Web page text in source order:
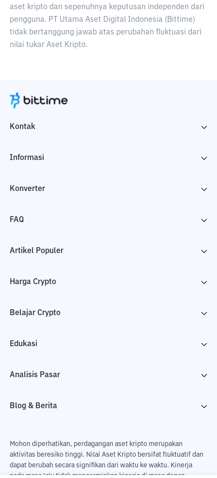
aset kripto dan sepenuhnya keputusan independen dari
pengguna. PT Utama Aset Digital Indonesia (Bittime)
tidak bertanggung jawab atas perubahan fluktuasi dari
nilai tukar Aset Kripto.
Kontak
Informasi
Konverter
FAQ
Artikel Populer
Harga Crypto
Belajar Crypto
Edukasi
Analisis Pasar
Blog & Berita
Mohon diperhatikan, perdagangan aset kripto merupakan
aktivitas beresiko tinggi. Nilai Aset Kripto bersifat fluktuatif dan
dapat berubah secara signifikan dari waktu ke waktu. Kinerja
pada masa lalu tidak mencerminkan kinerja di masa depan.